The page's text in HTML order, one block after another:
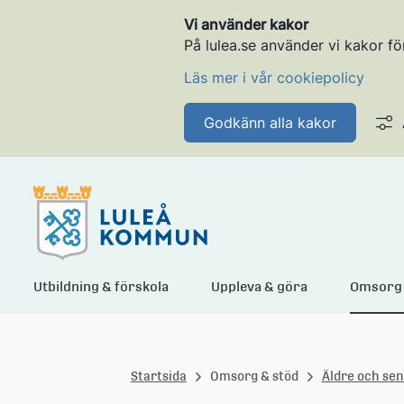
Vi använder kakor
På lulea.se använder vi kakor
Läs mer i vår cookiepolicy
Godkänn alla kakor
L
Utbildning & förskola Uppleva & göra
Startsida Omsorg & stöd Äldre och